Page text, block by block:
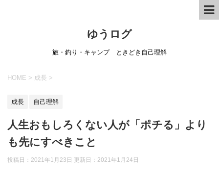
ゆうログ
旅・釣り・キャンプ ときどき自己理解
HOME > 成長 >
成長 自己理解
人生おもしろくない人が「ポチる」より
も先にすべきこと
投稿日：2021年1月23日 更新日： 2021年1月24日